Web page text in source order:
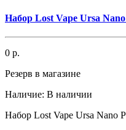
Набор Lost Vape Ursa
0 р.
Резерв в магазине
Наличие: В наличии
Набор Lost Vape Ursa Nano